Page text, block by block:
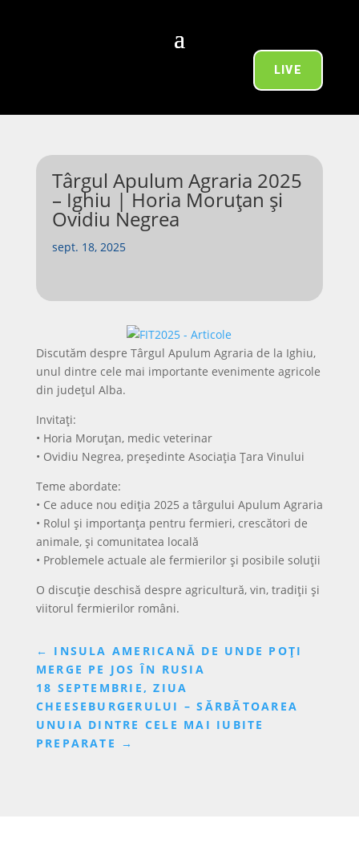
LIVE
Târgul Apulum Agraria 2025
– Ighiu | Horia Moruțan și
Ovidiu Negrea
sept. 18, 2025
Discutăm despre Târgul Apulum Agraria de la Ighiu,
unul dintre cele mai importante evenimente agricole
din județul Alba.
Invitați:
• Horia Moruțan, medic veterinar
• Ovidiu Negrea, președinte Asociația Țara Vinului
Teme abordate:
• Ce aduce nou ediția 2025 a târgului Apulum Agraria
• Rolul și importanța pentru fermieri, crescători de
animale, și comunitatea locală
• Problemele actuale ale fermierilor și posibile soluții
O discuție deschisă despre agricultură, vin, tradiții și
viitorul fermierilor români.
← INSULA AMERICANĂ DE UNDE POȚI
MERGE PE JOS ÎN RUSIA
18 SEPTEMBRIE, ZIUA
CHEESEBURGERULUI – SĂRBĂTOAREA
UNUIA DINTRE CELE MAI IUBITE
PREPARATE →